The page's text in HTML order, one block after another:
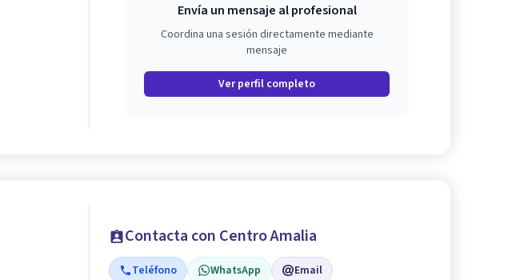
Envía un mensaje al profesional
Coordina una sesión directamente mediante
mensaje
Ver perfil completo
Contacta con Centro Amalia
Teléfono WhatsApp Email